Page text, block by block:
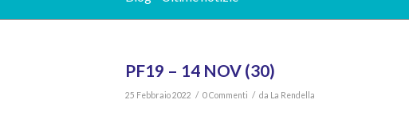
PF19 – 14 NOV (30)
25 Febbraio 2022 / 0 Commenti / da La Rendella